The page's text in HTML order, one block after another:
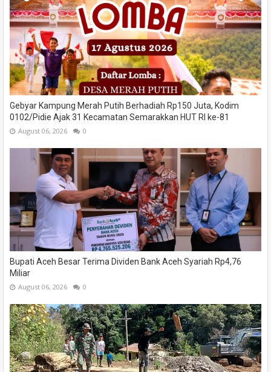
Gebyar Kampung Merah Putih Berhadiah Rp150 Juta, Kodim
0102/Pidie Ajak 31 Kecamatan Semarakkan HUT RI ke-81
August 06, 2026 0
Bupati Aceh Besar Terima Dividen Bank Aceh Syariah Rp4,76
Miliar
August 06, 2026 0